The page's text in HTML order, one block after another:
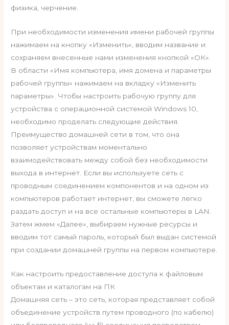
физика, черчение.
При необходимости изменения имени рабочей группы
нажимаем на кнопку «Изменить», вводим название и
сохраняем внесенные нами изменения кнопкой «ОК».
В области «Имя компьютера, имя домена и параметры
рабочей группы» нажимаем на вкладку «Изменить
параметры». Чтобы настроить рабочую группу для
устройства с операционной системой Windows 10,
необходимо проделать следующие действия.
Преимущество домашней сети в том, что она
позволяет устройствам моментально
взаимодействовать между собой без необходимости
выхода в интернет. Если вы используете сеть с
проводным соединением компонентов и на одном из
компьютеров работает интернет, вы сможете легко
раздать доступ и на все остальные компьютеры в LAN.
Затем жмем «Далее», выбираем нужные ресурсы и
вводим тот самый пароль, который был выдан системой
при создании домашней группы на первом компьютере.
Как настроить предоставление доступа к файловым
объектам и каталогам на ПК
Домашняя сеть – это сеть, которая представляет собой
объединение устройств путем проводного (по кабелю)